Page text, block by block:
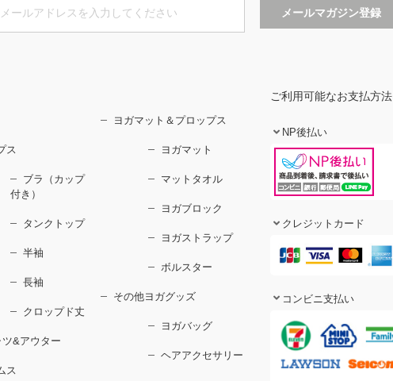
ス
ブラ（カップ
付き）
タンクトップ
半袖
長袖
クロップド丈
&アウター
ス
ヨガマット＆プロップス
ヨガマット
マットタオル
ヨガブロック
ヨガストラップ
ボルスター
その他ヨガグッズ
ヨガバッグ
ヘアアクセサリー
ご利用可能なお支払方法
NP後払い
クレジットカード
コンビニ支払い